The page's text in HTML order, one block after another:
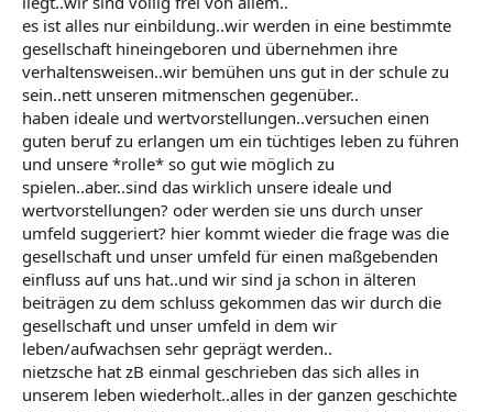
es ist alles nur einbildung..wir werden in eine bestimmte
gesellschaft hineingeboren und übernehmen ihre
verhaltensweisen..wir bemühen uns gut in der schule zu
sein..nett unseren mitmenschen gegenüber..
haben ideale und wertvorstellungen..versuchen einen
guten beruf zu erlangen um ein tüchtiges leben zu führen
und unsere *rolle* so gut wie möglich zu
spielen..aber..sind das wirklich unsere ideale und
wertvorstellungen? oder werden sie uns durch unser
umfeld suggeriert? hier kommt wieder die frage was die
gesellschaft und unser umfeld für einen maßgebenden
einfluss auf uns hat..und wir sind ja schon in älteren
beiträgen zu dem schluss gekommen das wir durch die
gesellschaft und unser umfeld in dem wir
leben/aufwachsen sehr geprägt werden..
nietzsche hat zB einmal geschrieben das sich alles in
unserem leben wiederholt..alles in der ganzen geschichte